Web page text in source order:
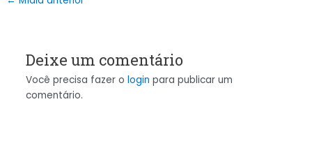
Deixe um comentário
Você precisa fazer o login para publicar um
comentário.